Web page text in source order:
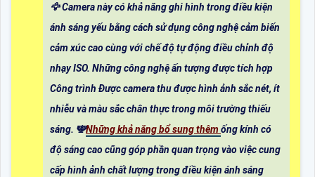
🦅 Camera này có khả năng ghi hình trong điều kiện
ánh sáng yếu bằng cách sử dụng công nghệ cảm biến
cảm xúc cao cùng với chế độ tự động điều chỉnh độ
nhạy ISO. Những công nghệ ấn tượng được tích hợp
Công trình Được camera thu được hình ảnh sắc nét, ít
nhiễu và màu sắc chân thực trong môi trường thiếu
sáng. 🕎Những khả năng bổ sung thêm ống kính có
độ sáng cao cũng góp phần quan trọng vào việc cung
cấp hình ảnh chất lượng trong điều kiện ánh sáng